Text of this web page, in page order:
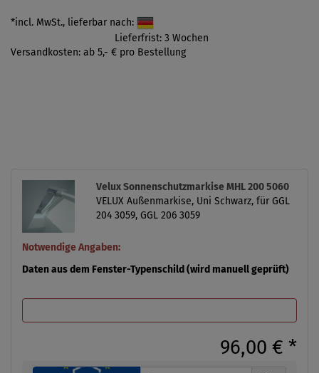
*incl. MwSt., lieferbar nach:
Lieferfrist: 3 Wochen
Versandkosten: ab 5,- € pro Bestellung
Velux Sonnenschutzmarkise MHL 200 5060
VELUX Außenmarkise, Uni Schwarz, für GGL
204 3059, GGL 206 3059
Notwendige Angaben:
Daten aus dem Fenster-Typenschild (wird manuell geprüft)
96,00 € *